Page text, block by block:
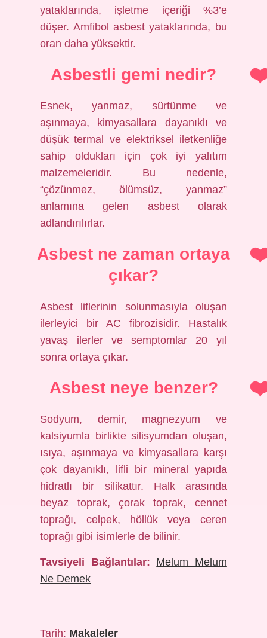
yataklarında, işletme içeriği %3’e
düşer. Amfibol asbest yataklarında, bu
oran daha yüksektir.
Asbestli gemi nedir?
Esnek, yanmaz, sürtünme ve
aşınmaya, kimyasallara dayanıklı ve
düşük termal ve elektriksel iletkenliğe
sahip oldukları için çok iyi yalıtım
malzemeleridir. Bu nedenle,
“çözünmez, ölümsüz, yanmaz”
anlamına gelen asbest olarak
adlandırılırlar.
Asbest ne zaman ortaya
çıkar?
Asbest liflerinin solunmasıyla oluşan
ilerleyici bir AC fibrozisidir. Hastalık
yavaş ilerler ve semptomlar 20 yıl
sonra ortaya çıkar.
Asbest neye benzer?
Sodyum, demir, magnezyum ve
kalsiyumla birlikte silisyumdan oluşan,
ısıya, aşınmaya ve kimyasallara karşı
çok dayanıklı, lifli bir mineral yapıda
hidratlı bir silikattır. Halk arasında
beyaz toprak, çorak toprak, cennet
toprağı, celpek, höllük veya ceren
toprağı gibi isimlerle de bilinir.
Tavsiyeli Bağlantılar: Melum Melum
Ne Demek
Tarih: Makaleler